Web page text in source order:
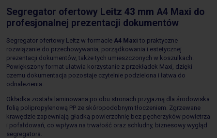
Segregator ofertowy Leitz 43 mm A4 Maxi do
profesjonalnej prezentacji dokumentów
Segregator ofertowy Leitz w formacie A4 Maxi to praktyczne
rozwiązanie do przechowywania, porządkowania i estetycznej
prezentacji dokumentów, także tych umieszczonych w koszulkach.
Powiększony format ułatwia korzystanie z przekładek Maxi, dzięki
czemu dokumentacja pozostaje czytelnie podzielona i łatwa do
odnalezienia.
Okładka została laminowana po obu stronach przyjazną dla środowiska
folią polipropylenową PP ze skóropodobnym tłoczeniem. Zgrzewane
krawędzie zapewniają gładką powierzchnię bez pęcherzyków powietrza
i pofałdowań, co wpływa na trwałość oraz schludny, biznesowy wygląd
segregatora.